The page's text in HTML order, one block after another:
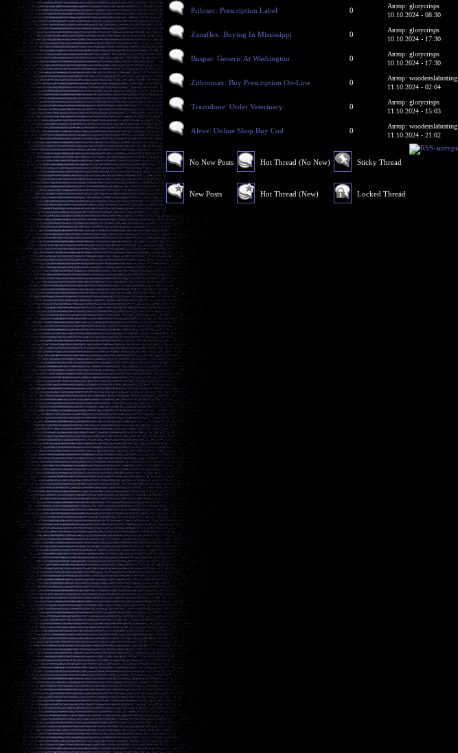
Prilosec: Prescription Label 0
Автор: glorycrisps
10.10.2024 - 08:30
Zanaflex: Buying In Mississippi 0
Автор: glorycrisps
10.10.2024 - 17:30
Buspar: Generic At Washington 0
Автор: glorycrisps
10.10.2024 - 17:30
Zithromax: Buy Prescription On-Line 0
Автор: woodenslabrating
11.10.2024 - 02:04
Trazodone: Order Veterinary 0
Автор: glorycrisps
11.10.2024 - 15:03
Aleve: Online Shop Buy Cod 0
Автор: woodenslabrating
11.10.2024 - 21:02
No New Posts
New Posts
Hot Thread (No New)
Hot Thread (New)
Sticky Thread
Locked Thread